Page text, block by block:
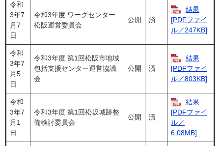
令和
3年7
月7
日
令和3年度 ワークセンター
松阪運営委員会
公開 済
結果
[PDFファイ
ル／247KB]
令和
3年7
月5
日
令和3年度 第1回松阪市地域
包括支援センター運営協議
会
公開 済
結果
[PDFファイ
ル／803KB]
令和
3年7
月1
日
令和3年度 第1回松坂城跡整
備検討委員会
公開 済
結果
[PDFファイ
ル／
6.08MB]